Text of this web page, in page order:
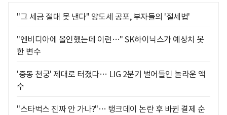
"그 세금 절대 못 낸다" 양도세 공포, 부자들의 '절세법'
"엔비디아에 올인했는데 이런…" SK하이닉스가 예상치 못
한 변수
'중동 천궁' 제대로 터졌다… LIG 2분기 벌어들인 놀라운 액
수
"스타벅스 진짜 안 가나?"… 탱크데이 논란 후 바뀐 결제 순